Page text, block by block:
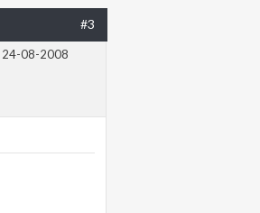
#3
24-08-2008